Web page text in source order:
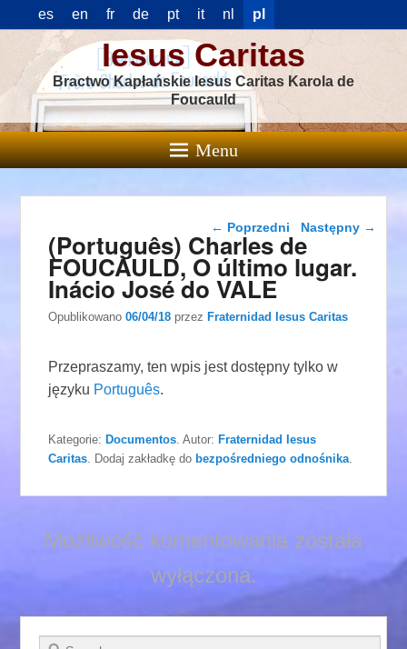
es en fr de pt it nl pl
Iesus Caritas
Bractwo Kapłańskie Iesus Caritas Karola de
Foucauld
Menu
Nawigacja wpisu
← Poprzedni Następny →
(Português) Charles de
FOUCAULD, O último lugar.
Inácio José do VALE
Opublikowano06/04/18 przezFraternidad Iesus Caritas
Przepraszamy, ten wpis jest dostępny tylko w
języku Português.
Kategorie:Documentos . Autor:Fraternidad Iesus
Caritas . Dodaj zakładkę do bezpośredniego odnośnika
Możliwość komentowania została
wyłączona.
Szukaj